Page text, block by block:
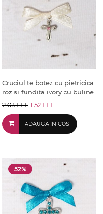
Cruciulite botez cu pietricica
roz si fundita ivory cu buline
2.03 LEI 1.52 LEI
ADAUGA IN COS
52%